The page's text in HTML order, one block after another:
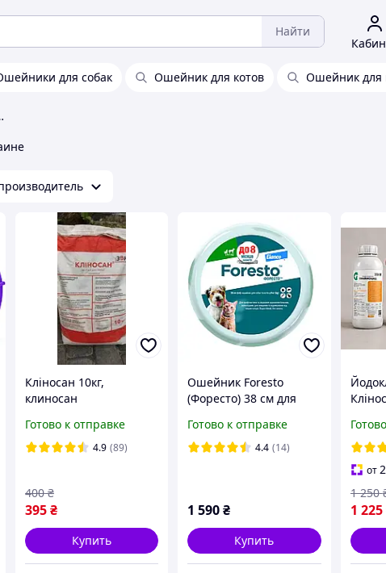
Найти
для собак Ошейник для котов Ошейник для
животных
Кліносан 10кг,
клиносан
Готово к отправке
4.9 (89)
395₴
400 ₴
Купить
Ошейник Foresto
(Форесто) 38 см для
пород Elanco (срок до
05.2028 г)
Готово к отправке
4.4 (14)
1 590₴
Купить
от
1 225
1 250